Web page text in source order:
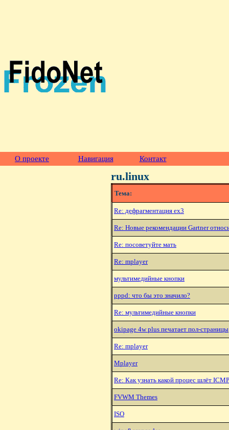
О проекте Навигация Контакт
ru.linux
Тема:
Re: дефрагментация ex3
Re: Hовые рекомендации Gartner
Re: посоветуйте мать
Re: mplayer
мультимедийные кнопки
pppd: что бы это значило?
Re: мультимедийные кнопки
okipage 4w plus печатает пол-страницы
Re: mplayer
Mplayer
Re: Как узнать какой процес шлёт
FVWM Themes
ISO